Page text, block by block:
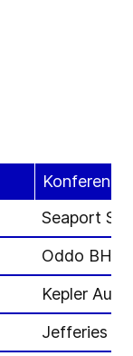
Konferenz
Seaport
Oddo BHF
Kepler
Jefferies